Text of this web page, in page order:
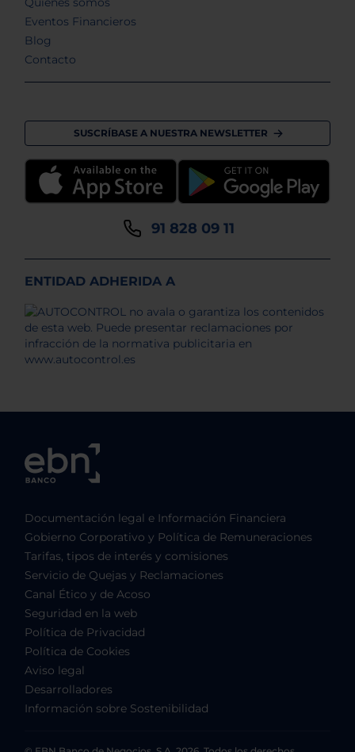
Eventos Financieros
Blog
Contacto
SUSCRÍBASE A NUESTRA NEWSLETTER
91 828 09 11
ENTIDAD ADHERIDA A
Documentación legal e Información Financiera
Gobierno Corporativo y Política de Remuneraciones
Tarifas, tipos de interés y comisiones
Servicio de Quejas y Reclamaciones
Canal Ético y de Acoso
Seguridad en la web
Política de Privacidad
Política de Cookies
Aviso legal
Desarrolladores
Información sobre Sostenibilidad